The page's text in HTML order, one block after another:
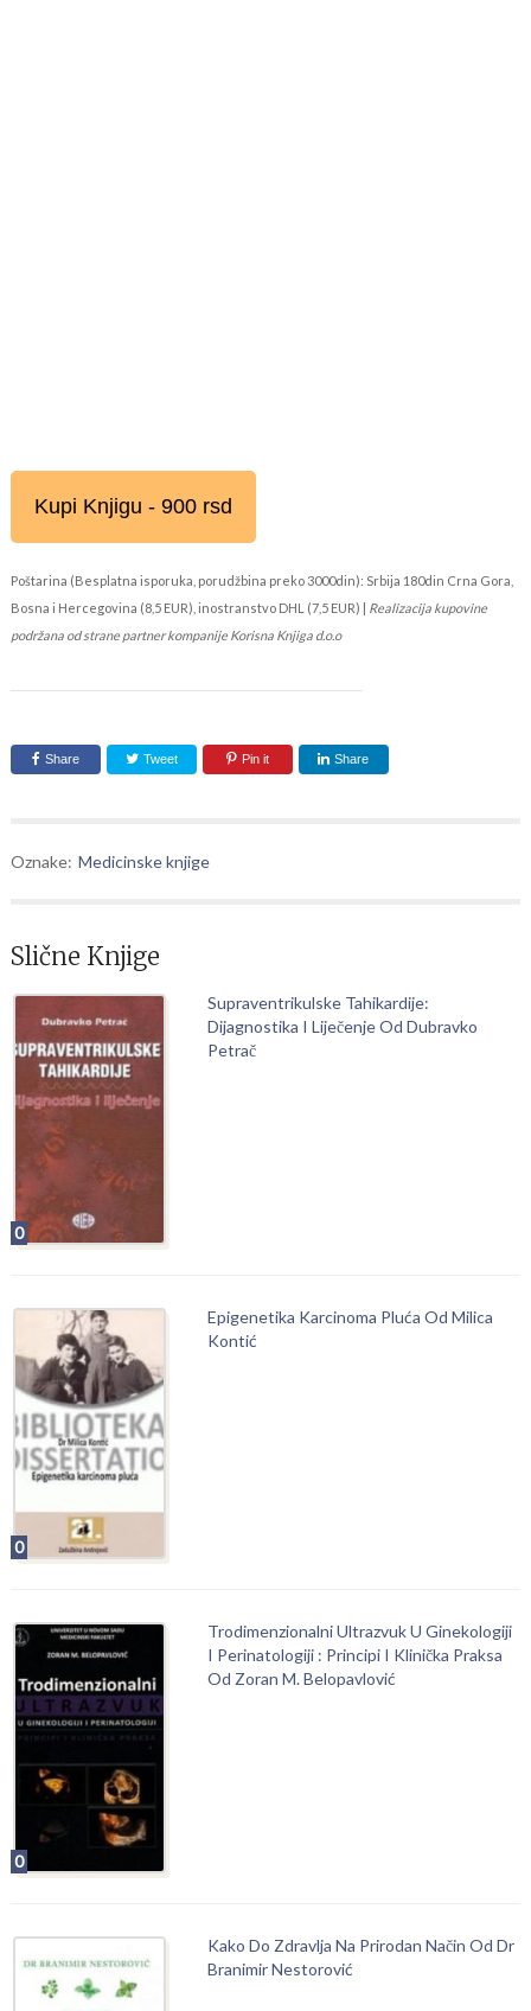
Kupi Knjigu - 900 rsd
Poštarina (Besplatna isporuka, porudžbina preko 3000din): Srbija 180din Crna Gora,
Bosna i Hercegovina (8,5 EUR), inostranstvo DHL (7,5 EUR) | Realizacija kupovine
podržana od strane partner kompanije Korisna Knjiga d.o.o
Share Tweet Pin it Share
Oznake: Medicinske knjige
Slične Knjige
0
Supraventrikulske Tahikardije:
Dijagnostika I Liječenje Od Dubravko
Petrač
0
Epigenetika Karcinoma Pluća Od Milica
Kontić
0
Trodimenzionalni Ultrazvuk U Ginekologiji
I Perinatologiji : Principi I Klinička Praksa
Od Zoran M. Belopavlović
Kako Do Zdravlja Na Prirodan Način Od Dr
Branimir Nestorović